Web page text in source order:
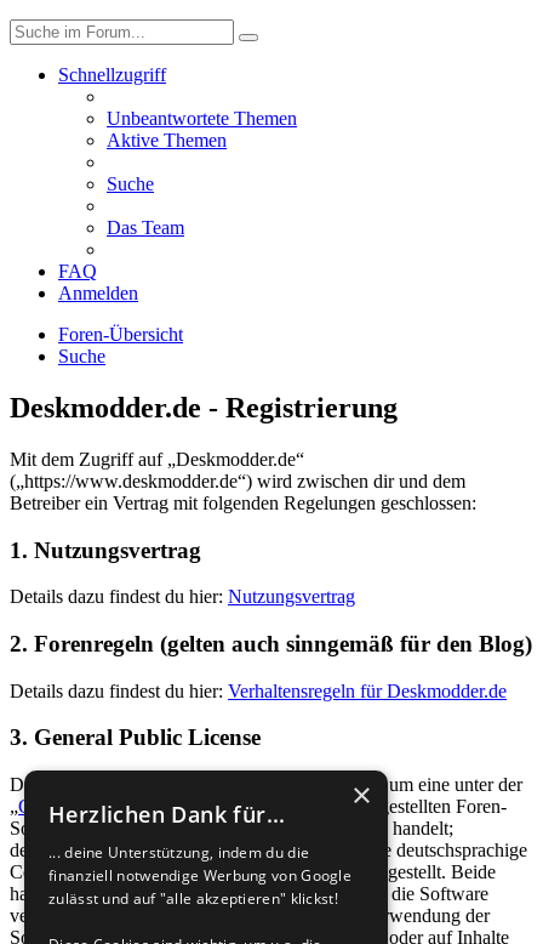
Schnellzugriff
Unbeantwortete Themen
Aktive Themen
Suche
Das Team
FAQ
Anmelden
Foren-Übersicht
Suche
Deskmodder.de - Registrierung
Mit dem Zugriff auf „Deskmodder.de“
(„https://www.deskmodder.de“) wird zwischen dir und dem
Betreiber ein Vertrag mit folgenden Regelungen geschlossen:
1. Nutzungsvertrag
Details dazu findest du hier: Nutzungsvertrag
2. Forenregeln (gelten auch sinngemäß für den Blog)
Details dazu findest du hier: Verhaltensregeln für Deskmodder.de
3. General Public License
Du nimmst zur Kenntnis, dass es sich bei phpBB um eine unter der
„GNU General Public License v2
“ (GPL) bereitgestellten Foren-
Software von phpBB Limited (www.phpbb.com
) handelt;
deutschsprachige Informationen werden durch die deutschsprachige
Community unterwww.phpbb.de zur Verfügung gestellt. Beide
haben keinen Einfluss auf die Art und Weise, wie die Software
verwendet wird. Sie können insbesondere die Verwendung der
Software für bestimmte Zwecke nicht untersagen oder auf Inhalte
×
Herzlichen Dank für...
... deine Unterstützung, indem du die
finanziell notwendige Werbung von Google
zulässt und auf "alle akzeptieren" klickst!